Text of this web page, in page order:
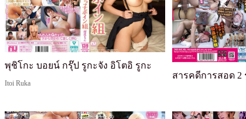
พุชิโกะ บอยน์ กรุ๊ป รูกะจัง อิโตอิ รูกะ
Itoi Ruka